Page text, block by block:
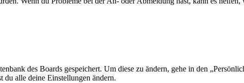
des Boards gespeichert. Um diese zu ändern, gehe in den
du alle deine Einstellungen ändern.